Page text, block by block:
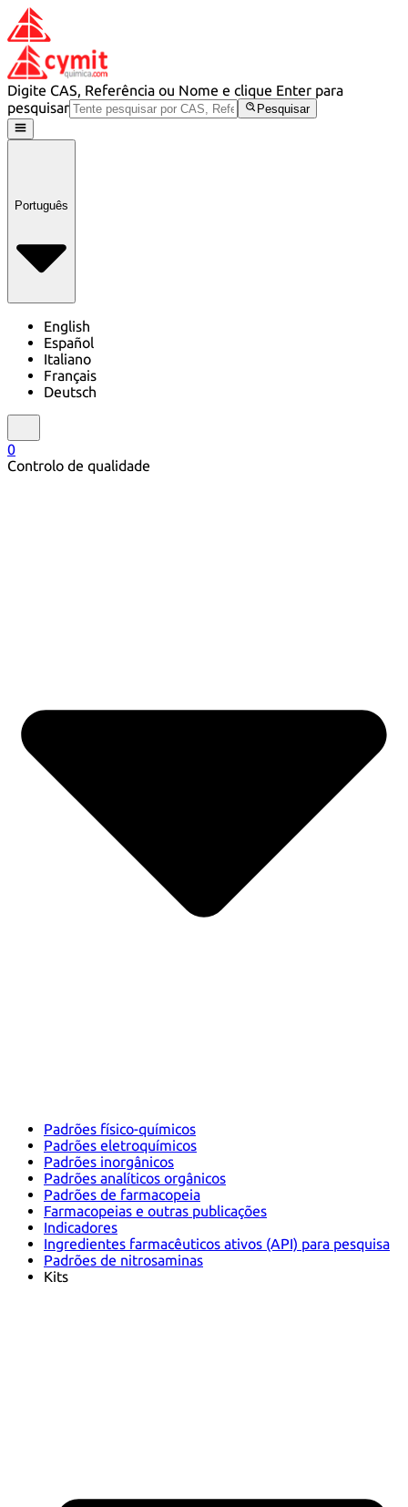
Digite CAS, Referência ou Nome e clique Enter para
pesquisar
Pesquisar
Português
English
Español
Italiano
Français
Deutsch
0
Controlo de qualidade
Padrões físico-químicos
Padrões eletroquímicos
Padrões inorgânicos
Padrões analíticos orgânicos
Padrões de farmacopeia
Farmacopeias e outras publicações
Indicadores
Ingredientes farmacêuticos ativos (API) para pesquisa
Padrões de nitrosaminas
Kits